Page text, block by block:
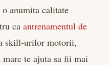
anumita calitate
ca antrenamentul de
skill-urilor motorii,
te ajuta sa fii mai